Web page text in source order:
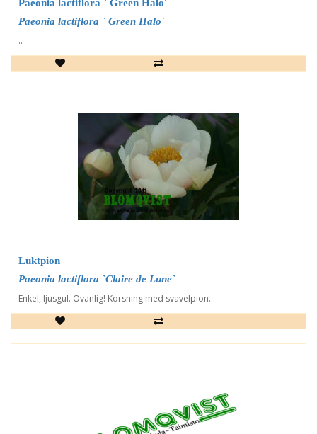
Paeonia lactiflora ` Green Halo´
Paeonia lactiflora ` Green Halo´
..
Luktpion
Paeonia lactiflora `Claire de Lune`
Enkel, ljusgul. Ovanlig! Korsning med svavelpion...